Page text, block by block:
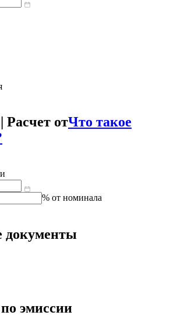
Расчет отЧто такое
% от номинала
документы
эмиссии